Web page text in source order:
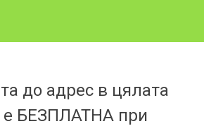
до адрес в цялата
е БЕЗПЛАТНА при